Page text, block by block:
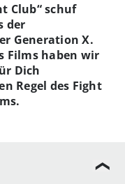
Club“ schuf
der
Generation X.
Films haben wir
Dich
Regel des Fight